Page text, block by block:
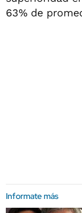
63% de
Informate más